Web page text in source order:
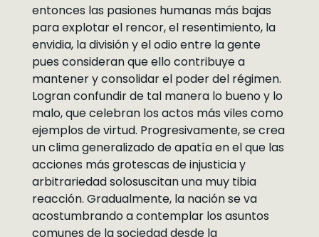
entonces las pasiones humanas más bajas
para explotar el rencor, el resentimiento, la
envidia, la división y el odio entre la gente
pues consideran que ello contribuye a
mantener y consolidar el poder del régimen.
Logran confundir de tal manera lo bueno y lo
malo, que celebran los actos más viles como
ejemplos de virtud. Progresivamente, se crea
un clima generalizado de apatía en el que las
acciones más grotescas de injusticia y
arbitrariedad solosuscitan una muy tibia
reacción. Gradualmente, la nación se va
acostumbrando a contemplar los asuntos
comunes de la sociedad desde la